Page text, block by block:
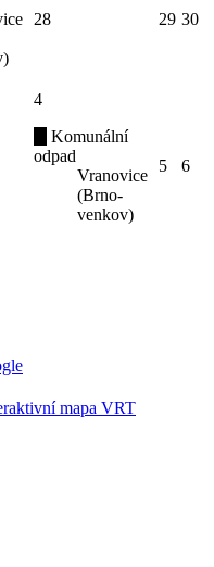
28 29 30
4
Komunální
odpad
Vranovice
(Brno-
venkov)
5 6